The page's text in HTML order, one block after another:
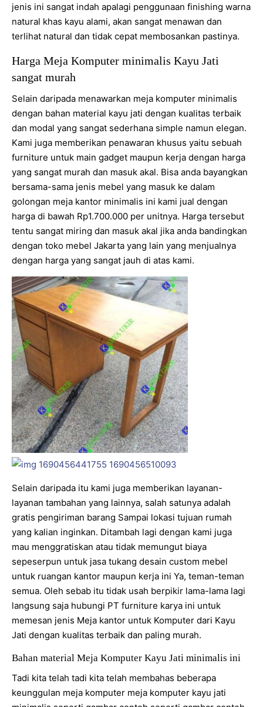
jenis ini sangat indah apalagi penggunaan finishing warna
natural khas kayu alami, akan sangat menawan dan
terlihat natural dan tidak cepat membosankan pastinya.
Harga Meja Komputer minimalis Kayu Jati
sangat murah
Selain daripada menawarkan meja komputer minimalis
dengan bahan material kayu jati dengan kualitas terbaik
dan modal yang sangat sederhana simple namun elegan.
Kami juga memberikan penawaran khusus yaitu sebuah
furniture untuk main gadget maupun kerja dengan harga
yang sangat murah dan masuk akal. Bisa anda bayangkan
bersama-sama jenis mebel yang masuk ke dalam
golongan meja kantor minimalis ini kami jual dengan
harga di bawah Rp1.700.000 per unitnya. Harga tersebut
tentu sangat miring dan masuk akal jika anda bandingkan
dengan toko mebel Jakarta yang lain yang menjualnya
dengan harga yang sangat jauh di atas kami.
Selain daripada itu kami juga memberikan layanan-
layanan tambahan yang lainnya, salah satunya adalah
gratis pengiriman barang Sampai lokasi tujuan rumah
yang kalian inginkan. Ditambah lagi dengan kami juga
mau menggratiskan atau tidak memungut biaya
sepeserpun untuk jasa tukang desain custom mebel
untuk ruangan kantor maupun kerja ini Ya, teman-teman
semua. Oleh sebab itu tidak usah berpikir lama-lama lagi
langsung saja hubungi PT furniture karya ini untuk
memesan jenis Meja kantor untuk Komputer dari Kayu
Jati dengan kualitas terbaik dan paling murah.
Bahan material Meja Komputer Kayu Jati minimalis ini
Tadi kita telah tadi kita telah membahas beberapa
keunggulan meja komputer meja komputer kayu jati